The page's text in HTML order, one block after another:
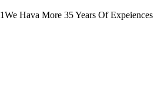
We Hava More 35 Years Of Expeiences